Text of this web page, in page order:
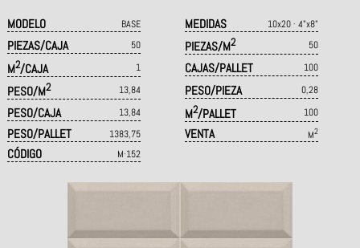
MODELO BASE MEDIDAS 10x20 · 4"x8"
PIEZAS/CAJA 50 PIEZAS/M2 50
M2/CAJA 1 CAJAS/PALLET 100
PESO/M2 13,84 PESO/PIEZA 0,28
PESO/CAJA 13,84 M2/PALLET 100
PESO/PALLET 1383,75 VENTA M2
CÓDIGO M·152